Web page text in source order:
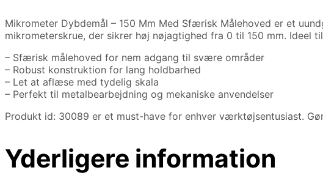
Mikrometer Dybdemål – 150 Mm Med Sfærisk Målehoved er et
mikrometerskrue, der sikrer høj nøjagtighed fra 0 til 150 mm. Ideel
– Sfærisk målehoved for nem adgang til svære områder
– Robust konstruktion for lang holdbarhed
– Let at aflæse med tydelig skala
– Perfekt til metalbearbejdning og mekaniske anvendelser
Produkt id: 30089 er et must-have for enhver værktøjsentusiast.
Yderligere information